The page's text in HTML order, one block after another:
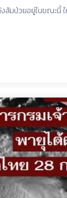
ป่วยอยู่ในขณะนี้ ใ